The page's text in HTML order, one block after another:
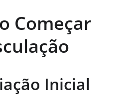
Começar
Inicial